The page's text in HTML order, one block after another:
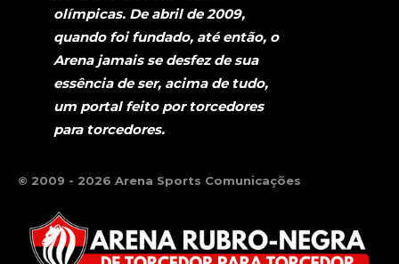
olímpicas. De abril de 2009,
quando foi fundado, até então, o
Arena jamais se desfez de sua
essência de ser, acima de tudo,
um portal feito por torcedores
para torcedores.
© 2009 - 2026 Arena Sports Comunicações